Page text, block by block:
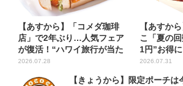
【あすから】「コメダ珈琲
店」で2年ぶり…人気フェア
が復活！“ハワイ旅行が当た
る”...
2026.07.28
【あすか
こ「夏の
1円”お得
2026.07.31
【きょうから】限定ポーチ